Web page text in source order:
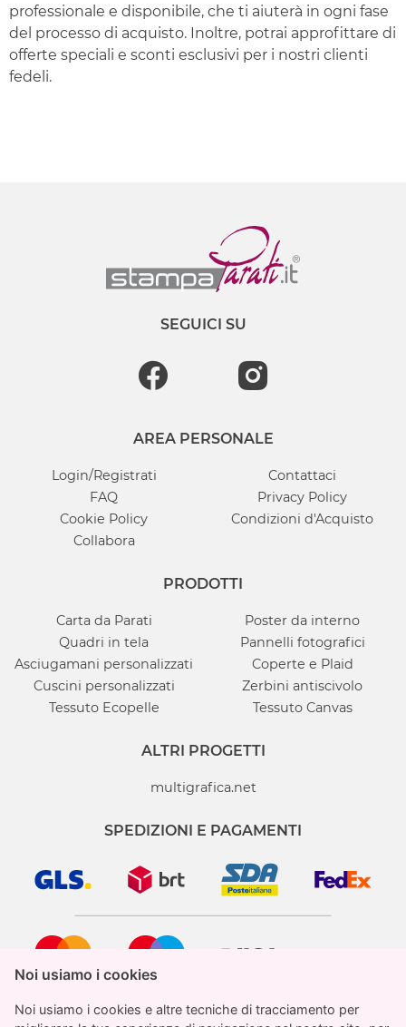
Noi usiamo i cookies
Noi usiamo i cookies e altre tecniche di tracciamento per
Noi usiamo i cookies
Noi usiamo i cookies e altre tecniche di tracciamento per
professionale e disponibile, che ti aiuterà in ogni fase
del processo di acquisto. Inoltre, potrai approfittare di
offerte speciali e sconti esclusivi per i nostri clienti
fedeli.
SEGUICI SU
AREA PERSONALE
Login/Registrati
Contattaci
FAQ
Privacy Policy
Cookie Policy
Condizioni d'Acquisto
Collabora
PRODOTTI
Carta da Parati
Poster da interno
Quadri in tela
Pannelli fotografici
Asciugamani personalizzati
Coperte e Plaid
Cuscini personalizzati
Zerbini antiscivolo
Tessuto Ecopelle
Tessuto Canvas
ALTRI PROGETTI
multigrafica.net
SPEDIZIONI E PAGAMENTI